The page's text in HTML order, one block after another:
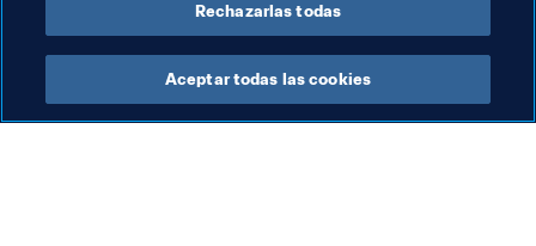
Rechazarlas todas
Aceptar todas las cookies